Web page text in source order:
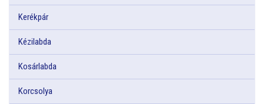
Kerékpár
Kézilabda
Kosárlabda
Korcsolya